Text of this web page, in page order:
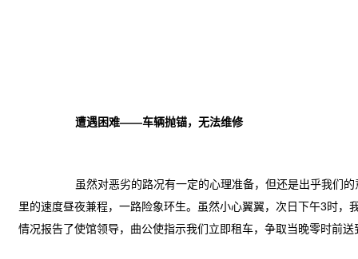
遭遇困难——车辆抛锚，无法维修
虽然对恶劣的路况有一定的心理准备，但还是出乎我们
里的速度昼夜兼程，一路险象环生。虽然小心翼翼，次日下午3时
情况报告了使馆领导，曲公使指示我们立即租车，争取当晚零时前送